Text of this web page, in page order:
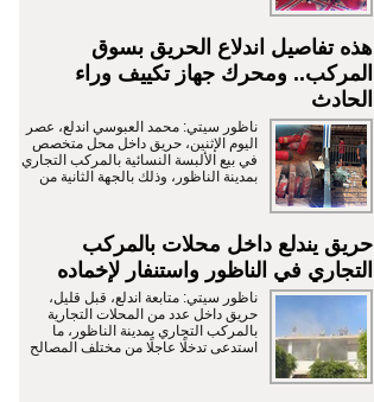
هذه تفاصيل اندلاع الحريق بسوق
المركب.. ومحرك جهاز تكييف وراء
الحادث
ناظور سيتي: محمد العبوسي اندلع، عصر
اليوم الإثنين، حريق داخل محل متخصص
في بيع الألبسة النسائية بالمركب التجاري
بمدينة الناظور، وذلك بالجهة الثانية من
حريق يندلع داخل محلات بالمركب
التجاري في الناظور واستنفار لإخماده
ناظور سيتي: متابعة اندلع، قبل قليل،
حريق داخل عدد من المحلات التجارية
بالمركب التجاري بمدينة الناظور، ما
استدعى تدخلًا عاجلًا من مختلف المصالح